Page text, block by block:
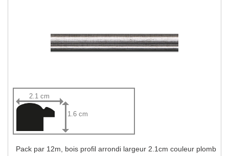
2.1 cm
1.6 cm
Pack par 12m, bois profil arrondi largeur 2.1cm couleur plomb